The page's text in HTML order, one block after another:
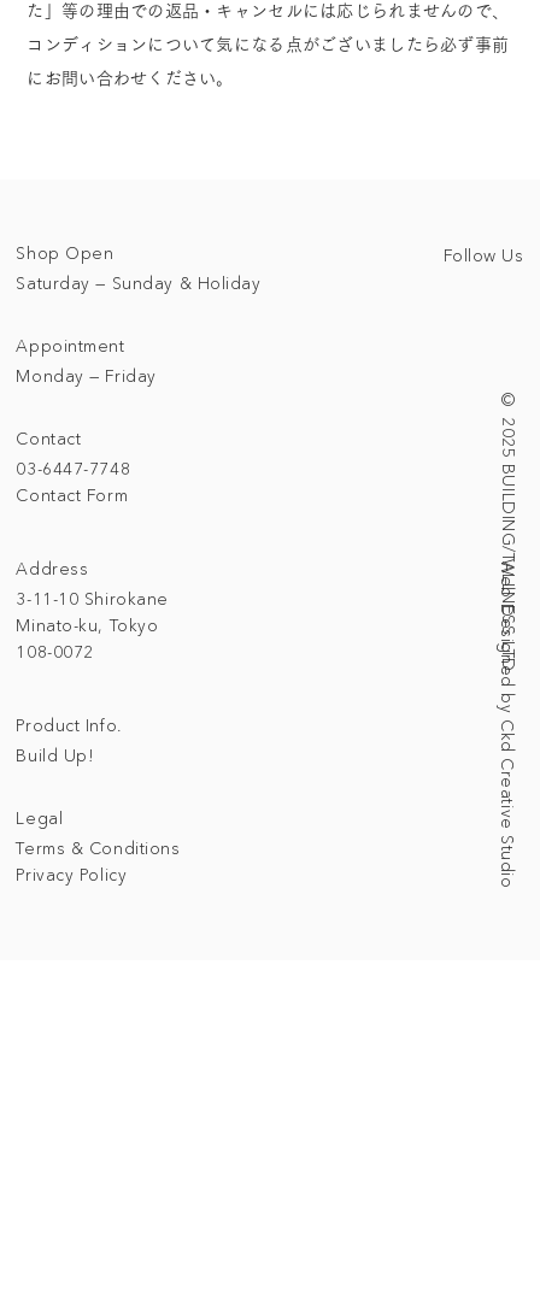
た」等の理由での返品・キャンセルには応じられませんので、
コンディションについて気になる点がございましたら必ず事前
にお問い合わせください。
Address
3-11-10 Shirokane
Minato-ku, Tokyo
108-0072
© 2025 BUILDING/TALLNESS LTD.
Web Designed by Ckd Creative Studio
Contact
03-6447-7748
Contact Form
Shop Open
Saturday — Sunday & Holiday
Appointment
Monday — Friday
Legal
Terms & Conditions
Privacy Policy
Product Info.
Build Up!
Follow Us